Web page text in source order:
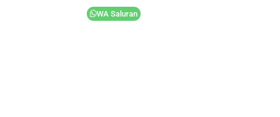
WA Saluran